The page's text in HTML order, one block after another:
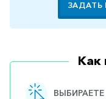
ЗАДАТЬ
Как
ВЫБИРАЕТЕ